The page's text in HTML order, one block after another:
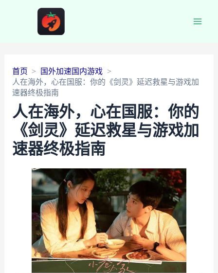
首页
国外加速国内游戏
人在海外，心在国服：你的《剑灵》延迟救星与游戏加
速器终极指南
人在海外，心在国服：你的
《剑灵》延迟救星与游戏加
速器终极指南